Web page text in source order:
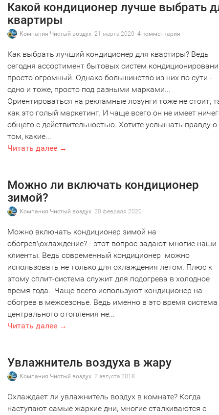
Какой кондиционер лучше выбрать
квартиры
Компания Чистый воздух 21 марта 2020 4 комментария
Как выбрать лучший кондиционер для квартиры? Ведь
сегодня ассортимент бытовых систем
просто огромный. Однако большинство из них по сути -
одно и тоже, просто под разными марками...
Ориентироваться на рекламные лозунги тоже не стоит,
как это голый маркетинг. И чаще всего он не имеет
общего с действительностью. Хотите услышать правду о
том, какие...
Читать далее →
Можно ли включать кондиционер
зимой?
Компания Чистый воздух 20 февраля 2020
Можно включать кондиционер зимой на
обогрев\охлаждение? - этот вопрос задают многие наши
клиенты. Ведь современный кондиционер можно
использовать не только для охлаждения летом. Плюс к
этому сплит-система служит для подогрева в холодное
время года. Чаще всего используют кондиционер на
обогрев в межсезонье. Ведь именно в это время система
центрального отопления не...
Читать далее →
Увлажнитель воздуха в жару
Компания Чистый воздух 2 августа 2018
Охлаждает ли увлажнитель воздух в комнате? Когда
наступают самые жаркие дни, многие сталкиваются с